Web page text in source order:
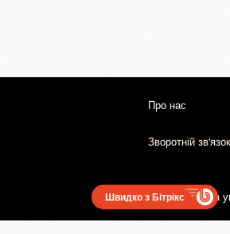
Про нас
Зворотній зв'язок
Користувацька
Швидко з Бітрікс